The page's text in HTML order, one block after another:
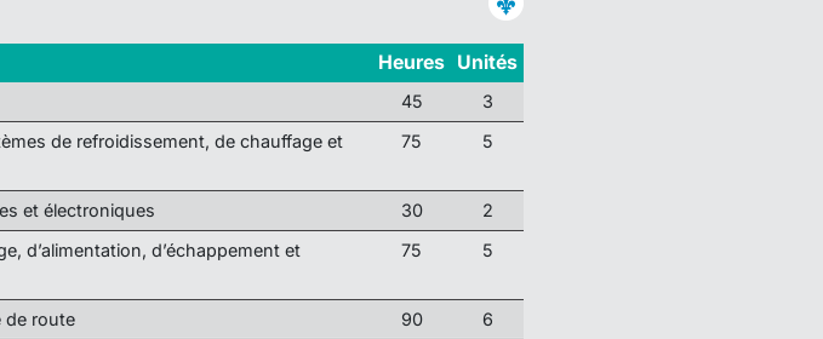
Heures Unités
45
3
de refroidissement, de chauffage et
75 5
et électroniques 30
2
d’alimentation, d’échappement et
75 5
de route 90
6